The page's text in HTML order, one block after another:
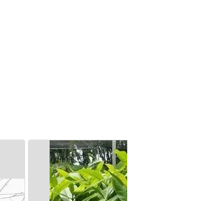
น 2 แฉก ปลาย
ดเหนียวๆ ผลสด
ละสันตื้นๆ 5 สัน มี
ต็งรัง และป่า
คม ออกผลช่วง